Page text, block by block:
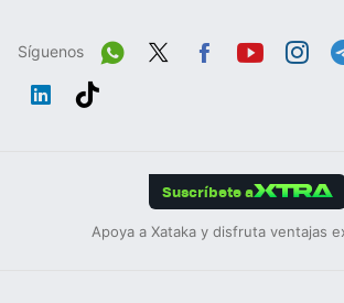
Síguenos
Wh
Suscríbete a
Apoya a Xataka y disfruta ventajas